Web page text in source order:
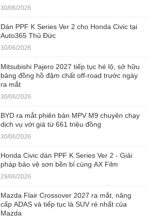
30/06/2026
Dán PPF K Series Ver 2 cho Honda Civic tại
Auto365 Thủ Đức
30/06/2026
Mitsubishi Pajero 2027 tiếp tục hé lộ, sở hữu
bảng đồng hồ đậm chất off-road trước ngày
ra mắt
30/06/2026
BYD ra mắt phiên bản MPV M9 chuyên chạy
dịch vụ với giá từ 661 triệu đồng
30/06/2026
Honda Civic dán PPF K Series Ver 2 - Giải
pháp bảo vệ sơn bền bỉ cùng AX Film
29/06/2026
Mazda Flair Crossover 2027 ra mắt, nâng
cấp ADAS và tiếp tục là SUV rẻ nhất của
Mazda